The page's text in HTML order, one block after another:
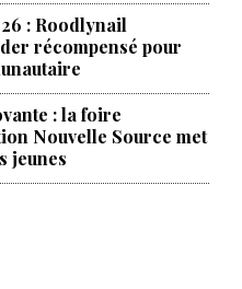
: Roodlynail
récompensé pour
: la foire
Nouvelle Source met
jeunes
pour